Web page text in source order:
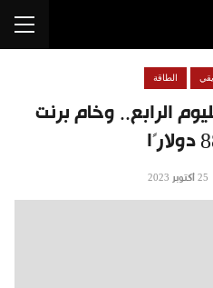
الرابع.. وخام برنت
الطاقة
25 أكتوبر 2023